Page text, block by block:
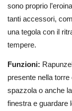
sono proprio
tanti accessori,
una tegola con il
tempere.
Funzioni:
presente nella
spazzola o anche
finestra e guardare